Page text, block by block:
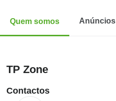
Quem somos Anúncios
TP Zone
Contactos